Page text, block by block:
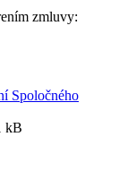
zmluvy:
Spoločného
kB